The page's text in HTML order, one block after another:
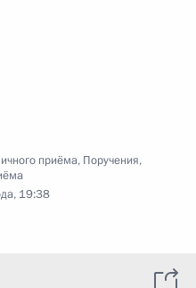
приёма, Поручения,
19:38